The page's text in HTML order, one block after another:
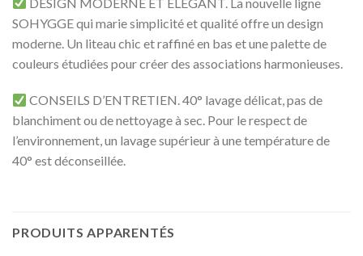
SOHYGGE qui marie simplicité et qualité offre un design
moderne. Un liteau chic et raffiné en bas et une palette de
couleurs étudiées pour créer des associations harmonieuses.
CONSEILS D’ENTRETIEN. 40° lavage délicat, pas de
blanchiment ou de nettoyage à sec. Pour le respect de
l’environnement, un lavage supérieur à une température de
40° est déconseillée.
PRODUITS APPARENTÉS